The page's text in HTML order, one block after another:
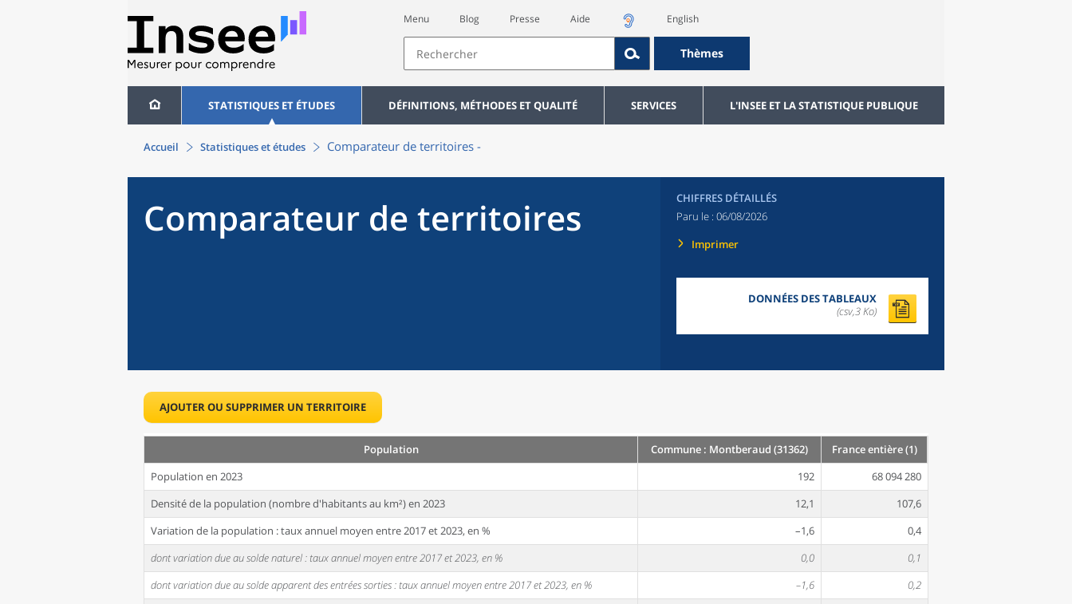
Menu Blog Presse Aide English
Thèmes
STATISTIQUES ET ÉTUDES DÉFINITIONS, MÉTHODES ET QUALITÉ SERVICES L'INSEE ET LA STATISTIQUE PUBLIQUE
Accueil Statistiques et études Comparateur de territoires -
Comparateur de territoires
CHIFFRES DÉTAILLÉS
Paru le : 06/08/2026
Imprimer
DONNÉES DES TABLEAUX
(csv,3 Ko)
AJOUTER OU SUPPRIMER UN TERRITOIRE
Population Commune : Montberaud (31362)
France entière (1)
Population en 2023
192
68 094 280
Densité de la population (nombre d'habitants au km²) en 2023
12,1
107,6
Variation de la population : taux annuel moyen entre 2017 et 2023, en %
–1,6
0,4
dont variation due au solde naturel : taux annuel moyen entre 2017 et 2023, en %
0,0
0,1
dont variation due au solde apparent des entrées sorties : taux annuel moyen entre 2017 et 2023, en %
–1,6
0,2